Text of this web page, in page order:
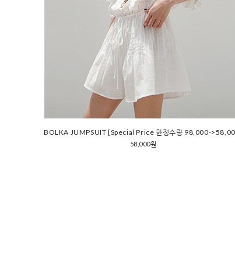
BOLKA JUMPSUIT [Special Price 한정수량 98,000-
58,000원